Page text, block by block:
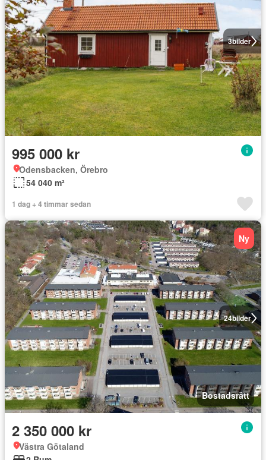
3bilder
995 000 kr
Odensbacken, Örebro
54 040 m²
1 dag + 4 timmar sedan
24bilder
Ny
Bostadsrätt
2 350 000 kr
Västra Götaland